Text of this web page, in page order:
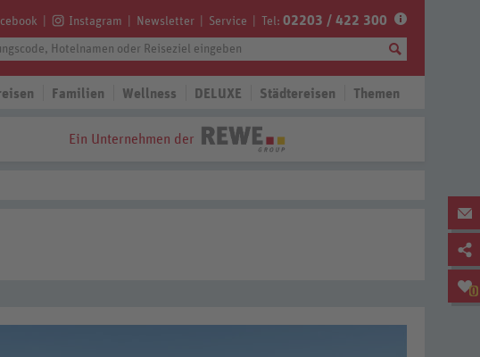
Instagram Newsletter Service Tel: 02203 / 422 300
Familien Wellness DELUXE Städtereisen Themen
0
Ein Unternehmen der